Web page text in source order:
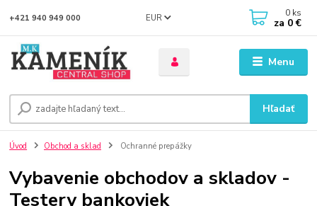
Menu
EUR
Hľadať
+421 940 949 000 0 ks
za 0 €
Úvod Obchod a sklad Ochranné prepážky
Vybavenie obchodov a skladov -
Testery bankoviek